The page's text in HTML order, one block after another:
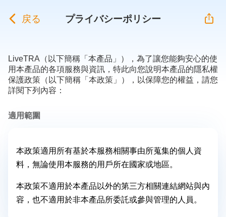
戻る プライバシーポリシー
LiveTRA（以下簡稱「本產品」），為了讓您能夠安心的使
用本產品的各項服務與資訊，特此向您說明本產品的隱私權
保護政策（以下簡稱「本政策」），以保障您的權益，請您
詳閱下列內容：
適用範圍
本政策適用所有基於本服務相關事由所蒐集的個人資
料，無論使用本服務的用戶所在國家或地區。
本政策不適用於本產品以外的第三方相關連結網站與內
容，也不適用於非本產品所委託或參與管理的人員。